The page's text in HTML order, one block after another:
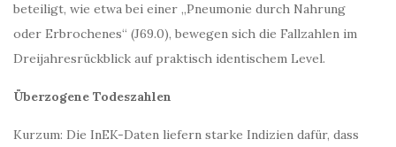
beteiligt, wie etwa bei einer „Pneumonie durch Nahrung
oder Erbrochenes“ (J69.0), bewegen sich die Fallzahlen im
Dreijahresrückblick auf praktisch identischem Level.
Überzogene Todeszahlen
Kurzum: Die InEK-Daten liefern starke Indizien dafür, dass